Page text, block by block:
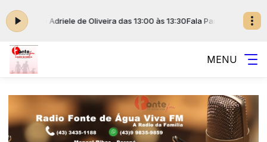
Pinelli e Adriele de Oliveira das 13:00 às 13:30Fala Paraná com
MENU